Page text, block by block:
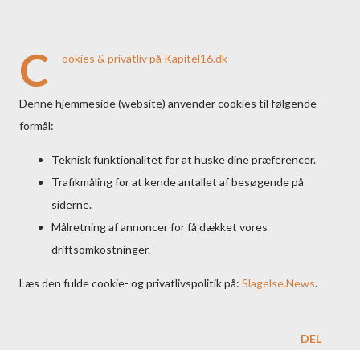
C ookies & privatliv på Kapitel16.dk
Denne hjemmeside (website) anvender cookies til følgende
formål:
Teknisk funktionalitet for at huske dine præferencer.
Trafikmåling for at kende antallet af besøgende på
siderne.
Målretning af annoncer for få dækket vores
driftsomkostninger.
Læs den fulde cookie- og privatlivspolitik på: Slagelse.News.
DEL